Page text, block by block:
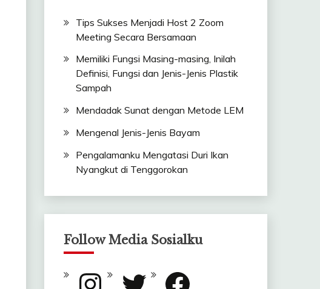
Tips Sukses Menjadi Host 2 Zoom
Meeting Secara Bersamaan
Memiliki Fungsi Masing-masing, Inilah
Definisi, Fungsi dan Jenis-Jenis Plastik
Sampah
Mendadak Sunat dengan Metode LEM
Mengenal Jenis-Jenis Bayam
Pengalamanku Mengatasi Duri Ikan
Nyangkut di Tenggorokan
Follow Media Sosialku
Instagram Twitter Facebook